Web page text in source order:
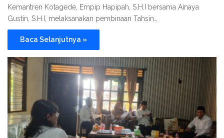
Kemantren Kotagede, Empip Hapipah, S.H.I bersama Ainaya
Gustin, S.H.I, melaksanakan pembinaan Tahsin…
Baca Selanjutnya »